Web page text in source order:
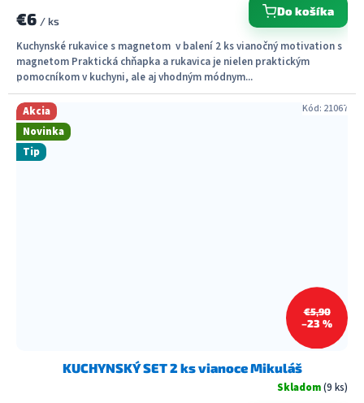
€6 / ks
Do košíka
Kuchynské rukavice s magnetom v balení 2 ks vianočný motivation s
magnetom Praktická chňapka a rukavica je nielen praktickým
pomocníkom v kuchyni, ale aj vhodným módnym...
Akcia
Novinka
Tip
€5,90
–23 %
KUCHYNSKÝ SET 2 ks vianoce Mikuláš
Skladom(9 ks)
Kód: 21067